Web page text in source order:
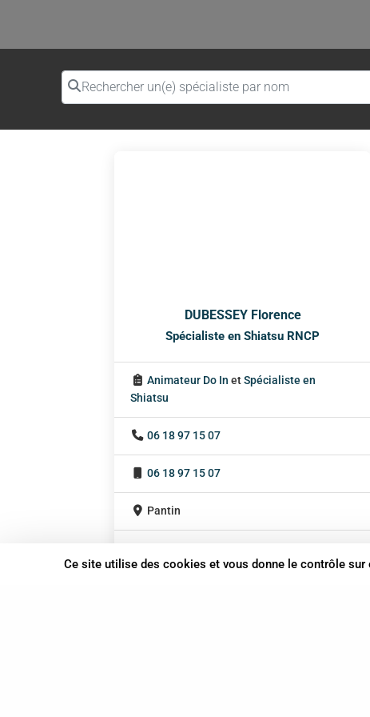
Rechercher un(e) spécialiste par nom
DUBESSEY Florence
Spécialiste en Shiatsu RNCP
Animateur Do In etSpécialiste en
Shiatsu
06 18 97 15 07
06 18 97 15 07
Pantin
Ce site utilise des cookies et vous donne le contrôle